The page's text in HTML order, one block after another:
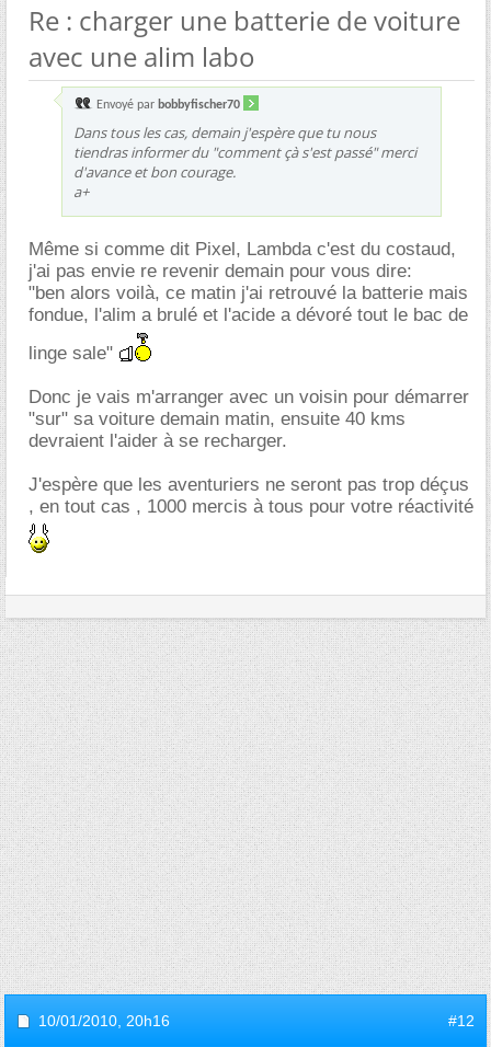
Re : charger une batterie de voiture
avec une alim labo
Envoyé par bobbyfischer70
Dans tous les cas, demain j'espère que tu nous
tiendras informer du "comment çà s'est passé" merci
d'avance et bon courage.
a+
Même si comme dit Pixel, Lambda c'est du costaud,
j'ai pas envie re revenir demain pour vous dire:
"ben alors voilà, ce matin j'ai retrouvé la batterie mais
fondue, l'alim a brulé et l'acide a dévoré tout le bac de
linge sale"
Donc je vais m'arranger avec un voisin pour démarrer
"sur" sa voiture demain matin, ensuite 40 kms
devraient l'aider à se recharger.
J'espère que les aventuriers ne seront pas trop déçus
, en tout cas , 1000 mercis à tous pour votre réactivité
10/01/2010, 20h16 #12